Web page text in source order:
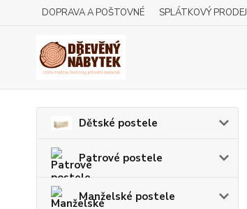
DOPRAVA A POŠTOVNÉ SPLÁTKOVÝ PRODEJ
Dětské postele
Patrové postele
Manželské postele